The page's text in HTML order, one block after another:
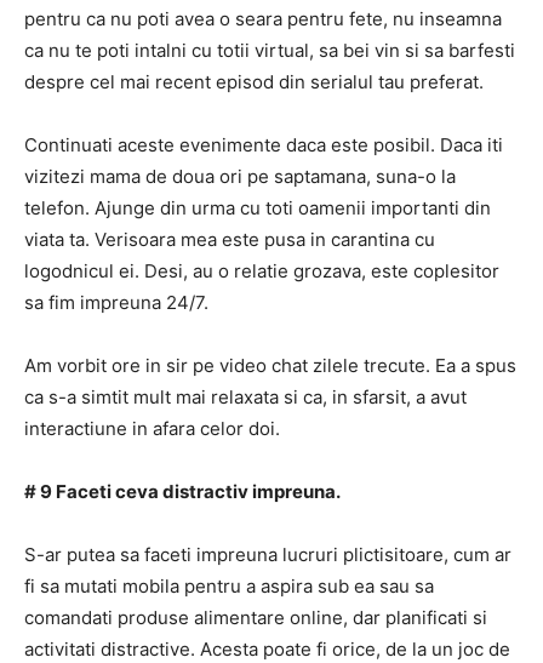
pentru ca nu poti avea o seara pentru fete, nu inseamna
ca nu te poti intalni cu totii virtual, sa bei vin si sa barfesti
despre cel mai recent episod din serialul tau preferat.
Continuati aceste evenimente daca este posibil. Daca iti
vizitezi mama de doua ori pe saptamana, suna-o la
telefon. Ajunge din urma cu toti oamenii importanti din
viata ta. Verisoara mea este pusa in carantina cu
logodnicul ei. Desi, au o relatie grozava, este coplesitor
sa fim impreuna 24/7.
Am vorbit ore in sir pe video chat zilele trecute. Ea a spus
ca s-a simtit mult mai relaxata si ca, in sfarsit, a avut
interactiune in afara celor doi.
# 9 Faceti ceva distractiv impreuna.
S-ar putea sa faceti impreuna lucruri plictisitoare, cum ar
fi sa mutati mobila pentru a aspira sub ea sau sa
comandati produse alimentare online, dar planificati si
activitati distractive. Acesta poate fi orice, de la un joc de